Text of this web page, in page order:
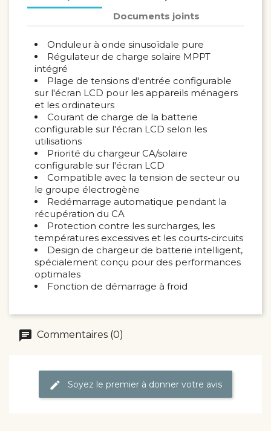
Documents joints
Onduleur à onde sinusoïdale pure
Régulateur de charge solaire MPPT
intégré
Plage de tensions d'entrée configurable
sur l'écran LCD pour les appareils ménagers
et les ordinateurs
Courant de charge de la batterie
configurable sur l'écran LCD selon les
utilisations
Priorité du chargeur CA/solaire
configurable sur l'écran LCD
Compatible avec la tension de secteur ou
le groupe électrogène
Redémarrage automatique pendant la
récupération du CA
Protection contre les surcharges, les
températures excessives et les courts-circuits
Design de chargeur de batterie intelligent,
spécialement conçu pour des performances
optimales
Fonction de démarrage à froid
Commentaires (0)
Soyez le premier à donner votre avis